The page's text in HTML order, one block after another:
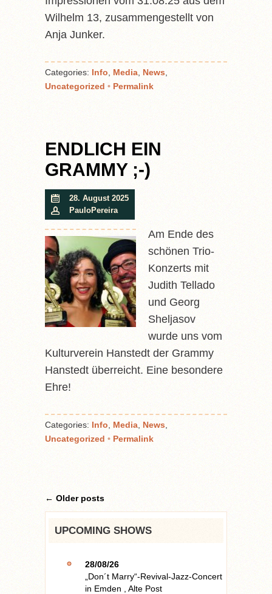
Wilhelm 13, zusammengestellt von
Anja Junker.
Categories: Info Media News
Uncategorized • Permalink
ENDLICH EIN
GRAMMY ;-)
28. August 2025
PauloPereira
Am Ende des
schönen Trio-
Konzerts mit
Judith Tellado
und Georg
Sheljasov
wurde uns vom
Kulturverein Hanstedt der Grammy
Hanstedt überreicht. Eine besondere
Ehre!
Categories: Info Media News
Uncategorized • Permalink
← Older posts
UPCOMING SHOWS
28/08/26
„Don´t Marry“-Revival-Jazz-Concert
in Emden
Alte Post